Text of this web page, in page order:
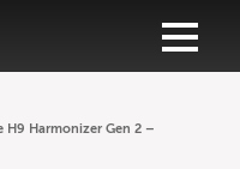
H9 Harmonizer Gen 2 –